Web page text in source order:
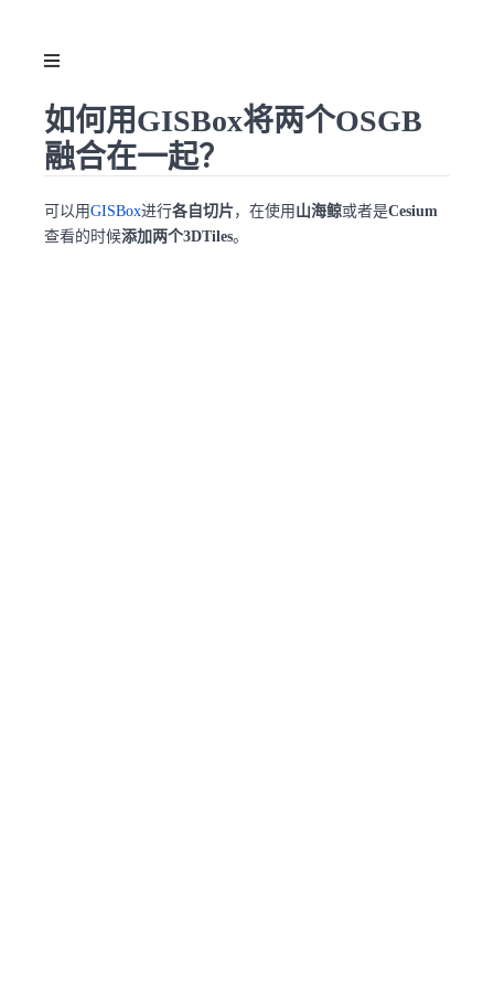
如何用GISBox将两个OSGB
融合在一起？
可以用GISBox进行各自切片，在使用 山海鲸或者是Cesium
查看的时候添加两个3DTiles。